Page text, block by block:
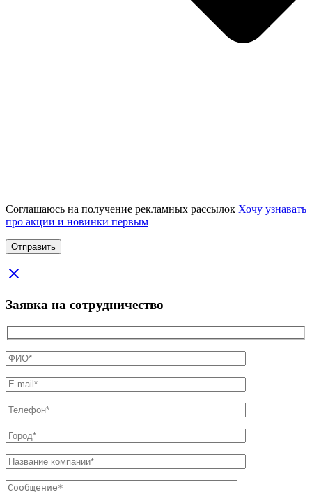
Соглашаюсь на получение рекламных рассылок Хочу узнавать
про акции и новинки первым
Заявка на сотрудничество